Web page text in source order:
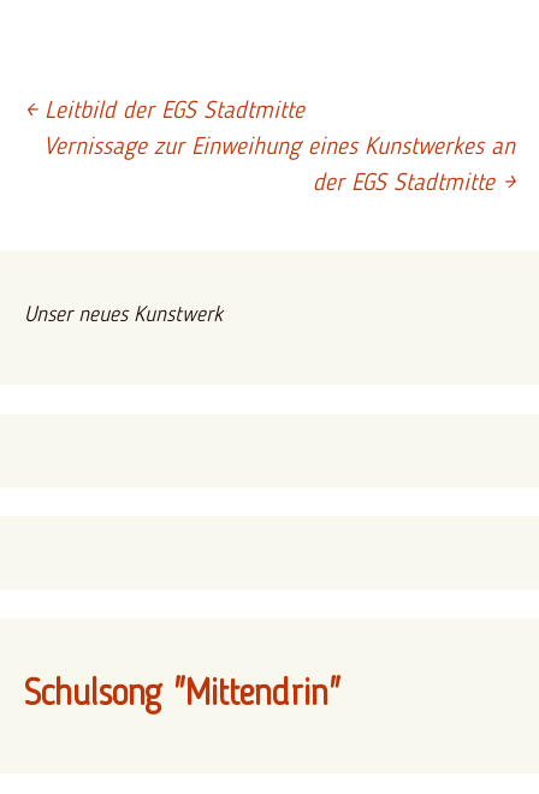
Beitrags-
←Leitbild der EGS Stadtmitte
Vernissage zur Einweihung eines Kunstwerkes an
der EGS Stadtmitte →
Unser neues Kunstwerk
Schulsong "Mittendrin"